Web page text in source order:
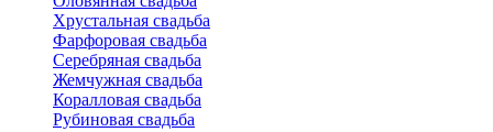
Хрустальная свадьба
Фарфоровая свадьба
Серебряная свадьба
Жемчужная свадьба
Коралловая свадьба
Рубиновая свадьба